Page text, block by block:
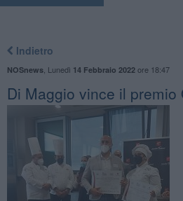
Indietro
NOSnews, Lunedì 14 Febbraio 2022ore 18:47
Di Maggio vince il premio